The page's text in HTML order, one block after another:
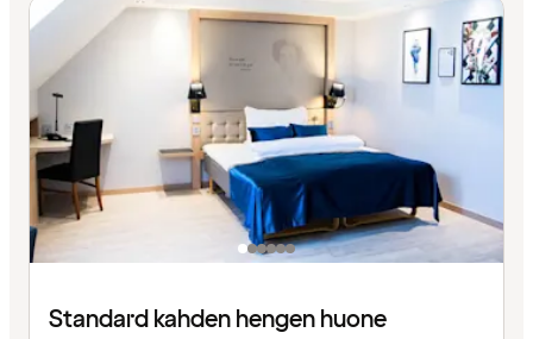
Standard kahden hengen huone